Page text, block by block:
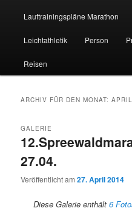
Lauftrainingspläne Marathon
Leichtathletik Person
Reisen
ARCHIV FÜR DEN MONAT:
27.04.
GALERIE
Veröffentlicht am27. April 2014
Diese Galerie enthält6